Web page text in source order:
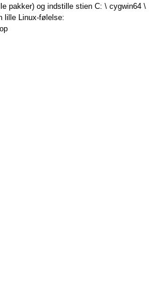
pakker) og indstille stien C: \ cygwin64 \
lille Linux-følelse: